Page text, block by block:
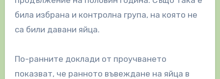
била избрана и контролна група, на която не
са били давани яйца.
По-ранните доклади от проучването
показват, че ранното въвеждане на яйца в